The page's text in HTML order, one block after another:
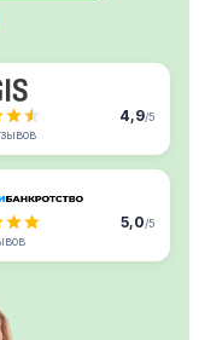
4,9/5
5,0/5